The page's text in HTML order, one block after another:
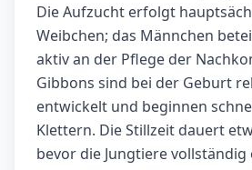
Die Aufzucht erfolgt
Weibchen; das Männchen
aktiv an der Pflege der
Gibbons sind bei der Geburt
entwickelt und beginnen
Klettern. Die Stillzeit dauert
bevor die Jungtiere